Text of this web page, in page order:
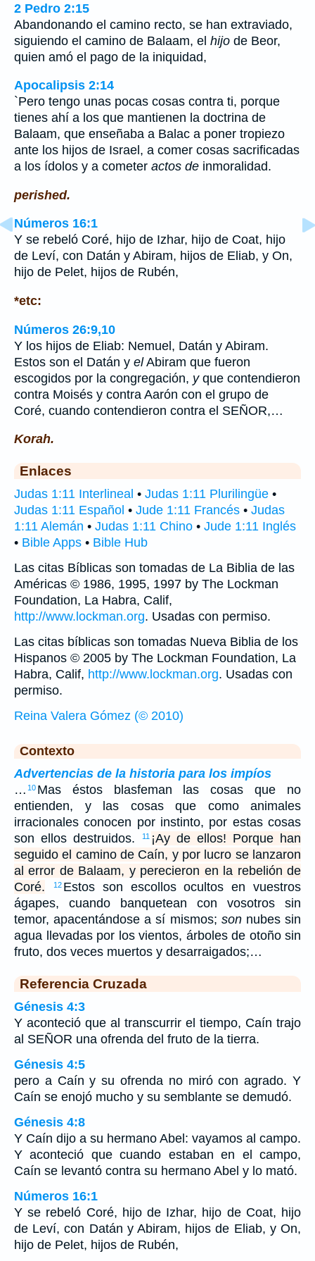
2 Pedro 2:15
Abandonando el camino recto, se han extraviado,
siguiendo el camino de Balaam, el hijo de Beor,
quien amó el pago de la iniquidad,
Apocalipsis 2:14
`Pero tengo unas pocas cosas contra ti, porque
tienes ahí a los que mantienen la doctrina de
Balaam, que enseñaba a Balac a poner tropiezo
ante los hijos de Israel, a comer cosas sacrificadas
a los ídolos y a cometer actos de inmoralidad.
perished.
Números 16:1
Y se rebeló Coré, hijo de Izhar, hijo de Coat, hijo
de Leví, con Datán y Abiram, hijos de Eliab, y On,
hijo de Pelet, hijos de Rubén,
*etc:
Números 26:9,10
Y los hijos de Eliab: Nemuel, Datán y Abiram.
Estos son el Datán y elAbiram que fueron
escogidos por la congregación, yque contendieron
contra Moisés y contra Aarón con el grupo de
Coré, cuando contendieron contra el SEÑOR,…
Korah.
Enlaces
Judas 1:11 Interlineal • Judas 1:11 Plurilingüe •
Judas 1:11 Español • Jude 1:11 Francés • Judas
1:11 Alemán • Judas 1:11 Chino • Jude 1:11 Inglés
• Bible Apps • Bible Hub
Las citas Bíblicas son tomadas de La Biblia de las
Américas © 1986, 1995, 1997 by The Lockman
Foundation, La Habra, Calif,
http://www.lockman.org. Usadas con permiso.
Las citas bíblicas son tomadas Nueva Biblia de los
Hispanos © 2005 by The Lockman Foundation, La
Habra, Calif, http://www.lockman.org. Usadas con
permiso.
Reina Valera Gómez (© 2010)
Contexto
Advertencias de la historia para los impíos
… 10 Mas éstos blasfeman las cosas que no
entienden, y las cosas que como animales
irracionales conocen por instinto, por estas cosas
son ellos destruidos.
11 ¡Ay de ellos! Porque han
seguido el camino de Caín, y por lucro se lanzaron
al error de Balaam, y perecieron en la rebelión de
Coré.
12 Estos son escollos ocultos en vuestros
ágapes, cuando banquetean con vosotros sin
temor, apacentándose a sí mismos; sonnubes sin
agua llevadas por los vientos, árboles de otoño sin
fruto, dos veces muertos y desarraigados;…
Referencia Cruzada
Génesis 4:3
Y aconteció que al transcurrir el tiempo, Caín trajo
al SEÑOR una ofrenda del fruto de la tierra.
Génesis 4:5
pero a Caín y su ofrenda no miró con agrado. Y
Caín se enojó mucho y su semblante se demudó.
Génesis 4:8
Y Caín dijo a su hermano Abel: vayamos al campo.
Y aconteció que cuando estaban en el campo,
Caín se levantó contra su hermano Abel y lo mató.
Números 16:1
Y se rebeló Coré, hijo de Izhar, hijo de Coat, hijo
de Leví, con Datán y Abiram, hijos de Eliab, y On,
hijo de Pelet, hijos de Rubén,